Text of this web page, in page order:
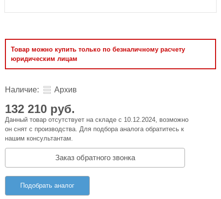
Товар можно купить только по безналичному расчету
юридическим лицам
Наличие: Архив
132 210 руб.
Данный товар отсутствует на складе с 10.12.2024, возможно
он снят с производства. Для подбора аналога обратитесь к
нашим консультантам.
Заказ обратного звонка
Подобрать аналог